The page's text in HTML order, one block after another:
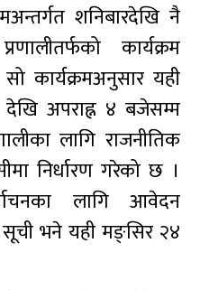
शनिबारदेखि नै
कार्यक्रम
कार्यक्रमअनुसार यही
अपराह्न ४ बजेसम्म
लागि राजनीतिक
निर्धारण गरेको छ ।
लागि आवेदन
भने यही मङ्सिर २४